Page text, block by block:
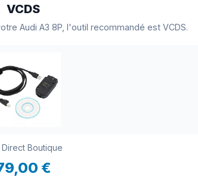
VCDS
Audi A3 8P, l'outil recommandé est VCDS.
Direct Boutique
€